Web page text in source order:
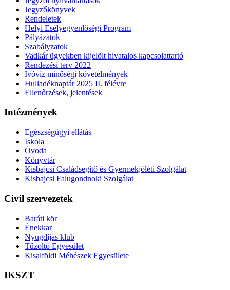
Jegyzőkönyvek
Rendeletek
Helyi Esélyegyenlőségi Program
Pályázatok
Szabályzatok
Vadkár ügyekben kijelölt hivatalos kapcsolattartó
Rendezési terv 2022
Ivóvíz minőségi követelmények
Hulladéknaptár 2025 II. félévre
Ellenőrzések, jelentések
Intézmények
Egészségügyi ellátás
Iskola
Óvoda
Könyvtár
Kisbajcsi Családsegítő és Gyermekjóléti Szolgálat
Kisbajcsi Falugondnoki Szolgálat
Civil szervezetek
Baráti kör
Énekkar
Nyugdíjas klub
Tűzoltó Egyesület
Kisalföldi Méhészek Egyesülete
IKSZT